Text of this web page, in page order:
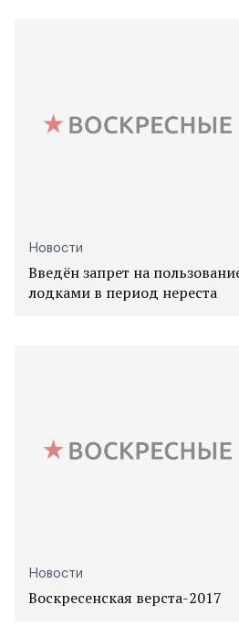
Новости
Введён запрет на
лодками в период нереста
Новости
Воскресенская верста-2017